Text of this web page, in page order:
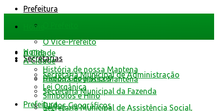
Prefeitura
O Vice-Prefeito
Secretarias
Secretaria Municipal de Administração
Secretaria Municipal da Fazenda
Secretaria Municipal de Assistência Social,
Home
A Cidade
História de nossa Mantena
Dados Geográficos
Home
A Cidade
História de nossa Mantena
Dados Geográficos
Lei Orgânica
Símbolos e Hino
Prefeitura